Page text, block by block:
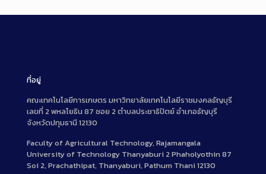
ที่อยู่
คณะเทคโนโลยีการเกษตร มหาวิทยาลัยเทคโนโลยีราชมงคลธัญบุรี
เลขที่ 2 พหลโยธิน 87 ซอย 2 ตำบลประชาธิปัตย์ อำเภอธัญบุรี
จังหวัดปทุมธานี 12130
Faculty of Agricultural Technology, Rajamangala
University of Technology Thanyaburi 2 Phaholyothin 87
Soi 2, Prachathipat, Thanyaburi, Pathum Thani 12130